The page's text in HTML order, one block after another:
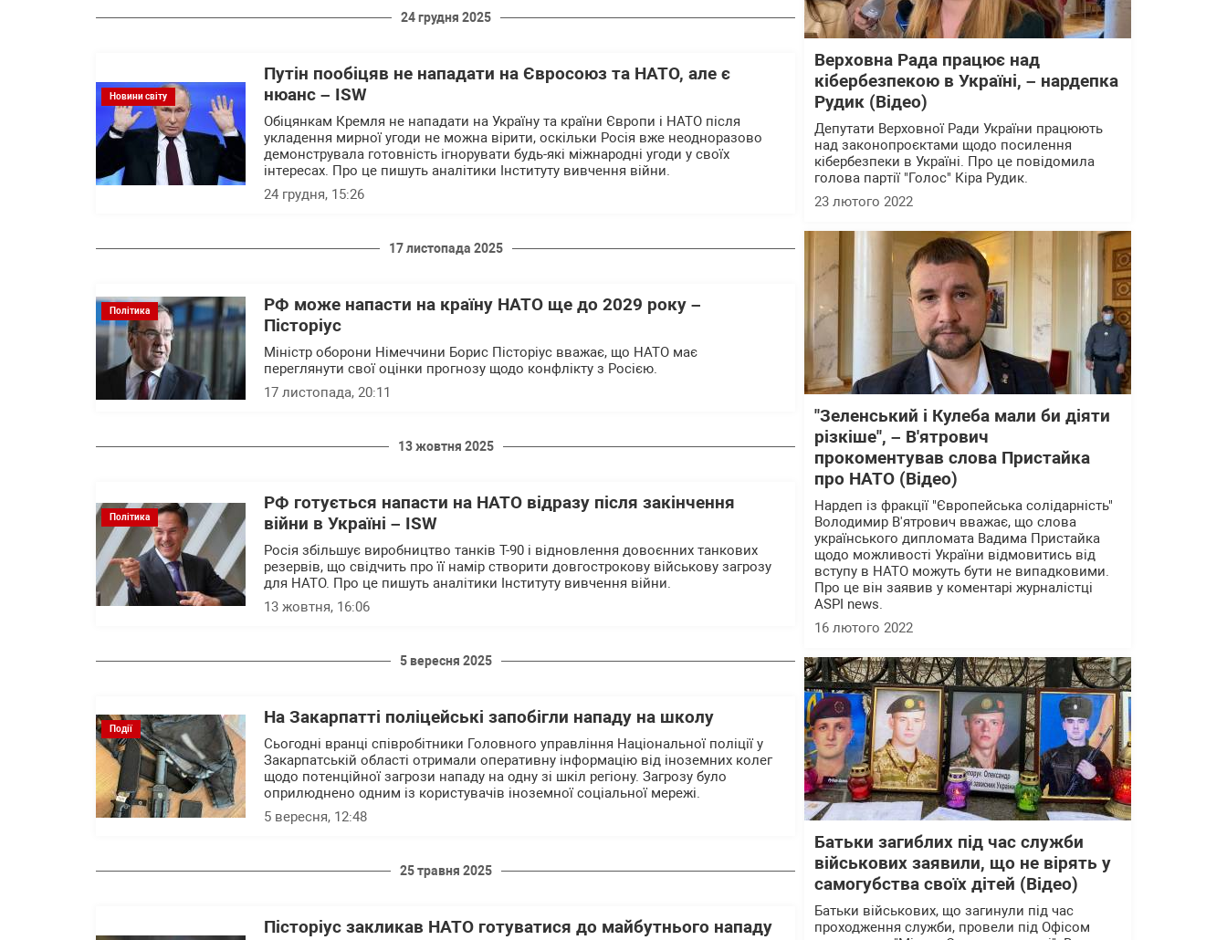
24 грудня 2025
Новини світу
Путін пообіцяв не нападати на Євросоюз та НАТО, але є
нюанс – ISW
Обіцянкам Кремля не нападати на Україну та країни Європи і НАТО після
укладення мирної угоди не можна вірити, оскільки Росія вже неодноразово
демонструвала готовність ігнорувати будь-які міжнародні угоди у своїх
інтересах. Про це пишуть аналітики Інституту вивчення війни.
24 грудня, 15:26
17 листопада 2025
Політика
РФ може напасти на країну НАТО ще до 2029 року –
Пісторіус
Міністр оборони Німеччини Борис Пісторіус вважає, що НАТО має
переглянути свої оцінки прогнозу щодо конфлікту з Росією.
17 листопада, 20:11
13 жовтня 2025
Політика
РФ готується напасти на НАТО відразу після закінчення
війни в Україні – ISW
Росія збільшує виробництво танків Т-90 і відновлення довоєнних танкових
резервів, що свідчить про її намір створити довгострокову військову загрозу
для НАТО. Про це пишуть аналітики Інституту вивчення війни.
13 жовтня, 16:06
5 вересня 2025
Події
На Закарпатті поліцейські запобігли нападу на школу
Сьогодні вранці співробітники Головного управління Національної поліції у
Закарпатській області отримали оперативну інформацію від іноземних колег
щодо потенційної загрози нападу на одну зі шкіл регіону. Загрозу було
оприлюднено одним із користувачів іноземної соціальної мережі.
5 вересня, 12:48
25 травня 2025
Пісторіус закликав НАТО готуватися до майбутнього нападу
Верховна Рада працює над
кібербезпекою в Україні, – нардепка
Рудик (Відео)
Депутати Верховної Ради України працюють
над законопроєктами щодо посилення
кібербезпеки в Україні. Про це повідомила
голова партії "Голос" Кіра Рудик.
23 лютого 2022
"Зеленський і Кулеба мали би діяти
різкіше", – В'ятрович
прокоментував слова Пристайка
про НАТО (Відео)
Нардеп із фракції "Європейська солідарність"
Володимир В'ятрович вважає, що слова
українського дипломата Вадима Пристайка
щодо можливості України відмовитись від
вступу в НАТО можуть бути не випадковими.
Про це він заявив у коментарі журналістці
ASPI news.
16 лютого 2022
Батьки загиблих під час служби
військових заявили, що не вірять у
самогубства своїх дітей (Відео)
Батьки військових, що загинули під час
проходження служби, провели під Офісом